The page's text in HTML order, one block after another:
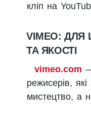
кліп на
VIMEO: ДЛЯ
ТА ЯКОСТІ
vimeo.com
режисерів,
мистецтво, а